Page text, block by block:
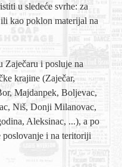
u sledeće svrhe: za
kao poklon materijal na
Zaječaru i posluje na
krajine (Zaječar,
Majdanpek, Boljevac,
Niš, Donji Milanovac,
Aleksinac, ...), a po
i na teritoriji